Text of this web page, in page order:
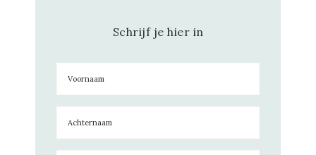
Schrijf je hier in